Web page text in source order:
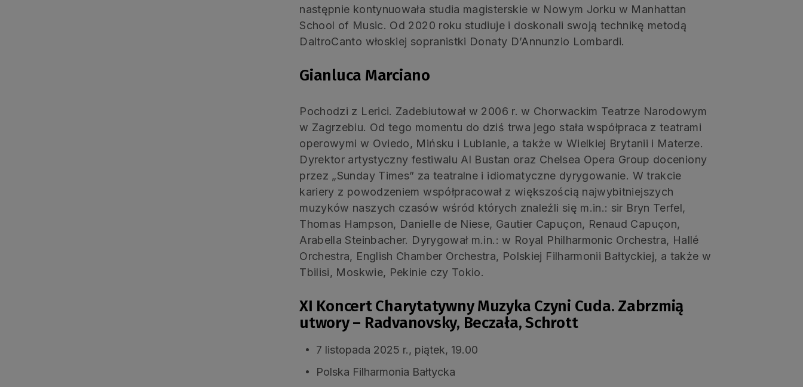
następnie kontynuowała studia magisterskie w Nowym Jorku w Manhattan
School of Music. Od 2020 roku studiuje i doskonali swoją technikę metodą
DaltroCanto włoskiej sopranistki Donaty D’Annunzio Lombardi.
Gianluca Marciano
Pochodzi z Lerici. Zadebiutował w 2006 r. w Chorwackim Teatrze Narodowym
w Zagrzebiu. Od tego momentu do dziś trwa jego stała współpraca z teatrami
operowymi w Oviedo, Mińsku i Lublanie, a także w Wielkiej Brytanii i Materze.
Dyrektor artystyczny festiwalu Al Bustan oraz Chelsea Opera Group doceniony
przez „Sunday Times” za teatralne i idiomatyczne dyrygowanie. W trakcie
kariery z powodzeniem współpracował z większością najwybitniejszych
muzyków naszych czasów wśród których znaleźli się m.in.: sir Bryn Terfel,
Thomas Hampson, Danielle de Niese, Gautier Capuçon, Renaud Capuçon,
Arabella Steinbacher. Dyrygował m.in.: w Royal Philharmonic Orchestra, Hallé
Orchestra, English Chamber Orchestra, Polskiej Filharmonii Bałtyckiej, a także w
Tbilisi, Moskwie, Pekinie czy Tokio.
XI Koncert Charytatywny Muzyka Czyni Cuda. Zabrzmią
utwory – Radvanovsky, Beczała, Schrott
7 listopada 2025 r., piątek, 19.00
Polska Filharmonia Bałtycka